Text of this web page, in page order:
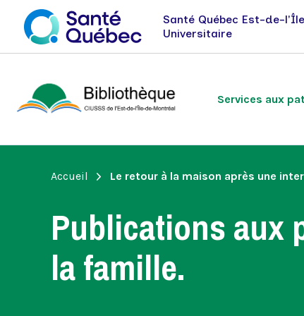
Santé Québec Est-de-
Universitaire
Services aux
Présentation des services au
Publications aux patients
Présentation de nos services pour
Aide à l'édition de publications
Livres
Accueil Le retour à la maison après une
Publications aux
la famille.